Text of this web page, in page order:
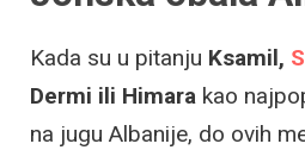
Kada su u pitanju Ksamil,
Dermi ili Himara kao
na jugu Albanije, do ovih